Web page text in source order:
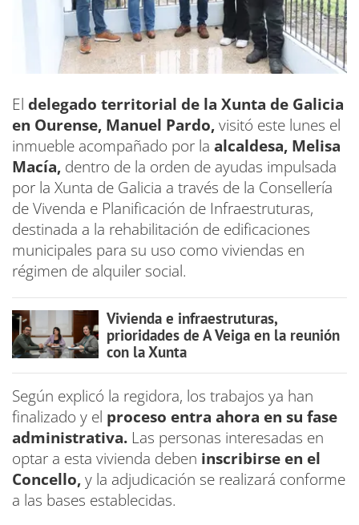
El delegado territorial de la Xunta de Galicia
en Ourense, Manuel Pardo,visitó este lunes el
inmueble acompañado por la alcaldesa, Melisa
Macía, dentro de la orden de ayudas impulsada
por la Xunta de Galicia a través de la Consellería
de Vivenda e Planificación de Infraestruturas,
destinada a la rehabilitación de edificaciones
municipales para su uso como viviendas en
régimen de alquiler social.
Vivienda e infraestruturas,
prioridades de A Veiga en la reunión
con la Xunta
Según explicó la regidora, los trabajos ya han
finalizado y el proceso entra ahora en su fase
administrativa. Las personas interesadas en
optar a esta vivienda deben inscribirse en el
Concello,y la adjudicación se realizará conforme
a las bases establecidas.